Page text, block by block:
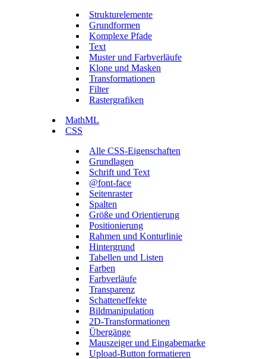
Strukturelemente
Grundformen
Komplexe Pfade
Text
Muster und Farbverläufe
Klone und Masken
Transformationen
Filter
Rastergrafiken
MathML
CSS
Alle CSS-Eigenschaften
Grundlagen
Schrift und Text
@font-face
Seitenraster
Spalten
Größe und Orientierung
Positionierung
Rahmen und Konturlinie
Hintergrund
Tabellen und Listen
Farben
Farbverläufe
Transparenz
Schatteneffekte
Bildmanipulation
2D-Transformationen
Übergänge
Mauszeiger und Eingabemarke
Upload-Button formatieren